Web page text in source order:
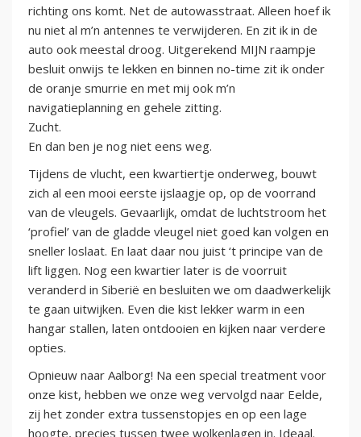
richting ons komt. Net de autowasstraat. Alleen hoef ik
nu niet al m’n antennes te verwijderen. En zit ik in de
auto ook meestal droog. Uitgerekend MIJN raampje
besluit onwijs te lekken en binnen no-time zit ik onder
de oranje smurrie en met mij ook m’n
navigatieplanning en gehele zitting.
Zucht.
En dan ben je nog niet eens weg.
Tijdens de vlucht, een kwartiertje onderweg, bouwt
zich al een mooi eerste ijslaagje op, op de voorrand
van de vleugels. Gevaarlijk, omdat de luchtstroom het
‘profiel’ van de gladde vleugel niet goed kan volgen en
sneller loslaat. En laat daar nou juist ‘t principe van de
lift liggen. Nog een kwartier later is de voorruit
veranderd in Siberië en besluiten we om daadwerkelijk
te gaan uitwijken. Even die kist lekker warm in een
hangar stallen, laten ontdooien en kijken naar verdere
opties.
Opnieuw naar Aalborg! Na een special treatment voor
onze kist, hebben we onze weg vervolgd naar Eelde,
zij het zonder extra tussenstopjes en op een lage
hoogte, precies tussen twee wolkenlagen in. Ideaal.